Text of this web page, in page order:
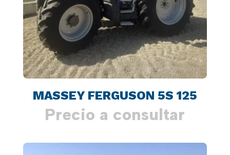
MASSEY FERGUSON 5S 125
Precio a consultar